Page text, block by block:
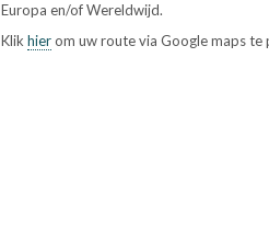
Europa en/of Wereldwijd.
Klik hierom uw route via Google maps te